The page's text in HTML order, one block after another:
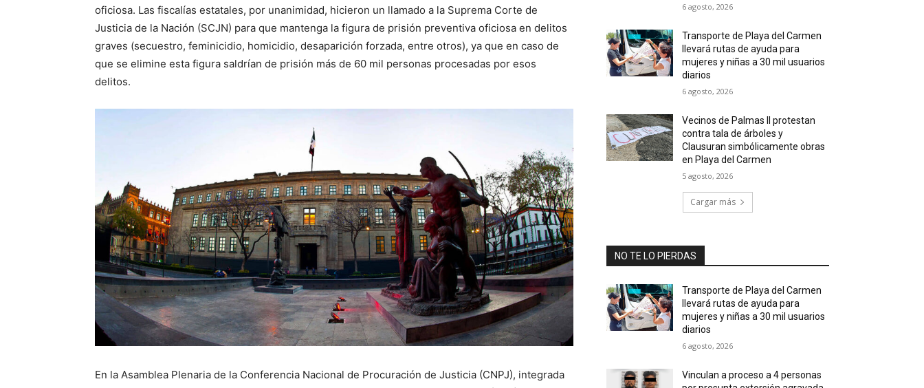
oficiosa. Las fiscalías estatales, por unanimidad, hicieron un llamado a la Suprema Corte de
Justicia de la Nación (SCJN) para que mantenga la figura de prisión preventiva oficiosa en delitos
graves (secuestro, feminicidio, homicidio, desaparición forzada, entre otros), ya que en caso de
que se elimine esta figura saldrían de prisión más de 60 mil personas procesadas por esos
delitos.
En la Asamblea Plenaria de la Conferencia Nacional de Procuración de Justicia (CNPJ), integrada
6 agosto, 2026
Transporte de Playa del Carmen
llevará rutas de ayuda para
mujeres y niñas a 30 mil usuarios
diarios
6 agosto, 2026
Vecinos de Palmas II protestan
contra tala de árboles y
Clausuran simbólicamente obras
en Playa del Carmen
5 agosto, 2026
Cargar más
NO TE LO PIERDAS
Transporte de Playa del Carmen
llevará rutas de ayuda para
mujeres y niñas a 30 mil usuarios
diarios
6 agosto, 2026
Vinculan a proceso a 4 personas